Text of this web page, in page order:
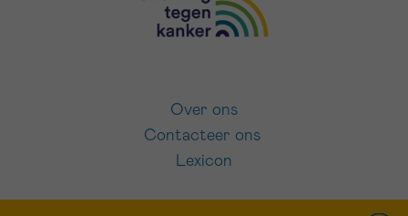
Over ons
Contacteer ons
Lexicon